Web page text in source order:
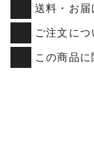
送料・お届
ご注文につ
この商品